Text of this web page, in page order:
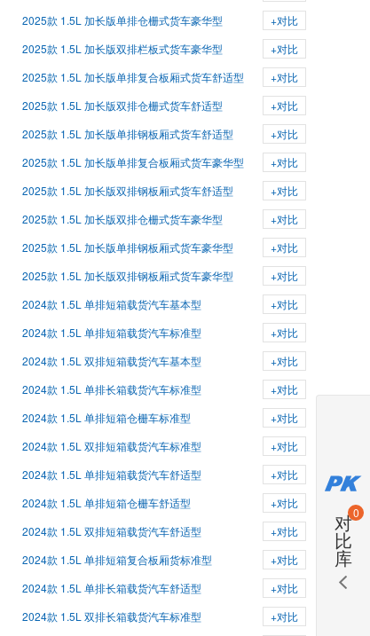
+对比
2025款 1.5L 加长版单排仓栅式货车豪华型
+对比
2025款 1.5L 加长版双排栏板式货车豪华型
+对比
2025款 1.5L 加长版单排复合板厢式货车舒适型
+对比
2025款 1.5L 加长版双排仓栅式货车舒适型
+对比
2025款 1.5L 加长版单排钢板厢式货车舒适型
+对比
2025款 1.5L 加长版单排复合板厢式货车豪华型
+对比
2025款 1.5L 加长版双排钢板厢式货车舒适型
+对比
2025款 1.5L 加长版双排仓栅式货车豪华型
+对比
2025款 1.5L 加长版单排钢板厢式货车豪华型
+对比
2025款 1.5L 加长版双排钢板厢式货车豪华型
+对比
2024款 1.5L 单排短箱载货汽车基本型
+对比
2024款 1.5L 单排短箱载货汽车标准型
+对比
2024款 1.5L 双排短箱载货汽车基本型
+对比
2024款 1.5L 单排长箱载货汽车标准型
+对比
2024款 1.5L 单排短箱仓栅车标准型
+对比
2024款 1.5L 双排短箱载货汽车标准型
+对比
2024款 1.5L 单排短箱载货汽车舒适型
+对比
2024款 1.5L 单排短箱仓栅车舒适型
+对比
2024款 1.5L 双排短箱载货汽车舒适型
+对比
2024款 1.5L 单排短箱复合板厢货标准型
+对比
2024款 1.5L 单排长箱载货汽车舒适型
+对比
2024款 1.5L 双排长箱载货汽车标准型
对
比
库
0